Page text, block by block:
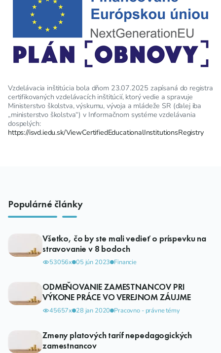
Vzdelávacia inštitúcia bola dňom 23.07.2025 zapísaná do registra
certifikovaných vzdelávacích inštitúcií, ktorý vedie a spravuje
Ministerstvo školstva, výskumu, vývoja a mládeže SR (ďalej iba
„ministerstvo školstva“) v Informačnom systéme vzdelávania
dospelých:
https://isvd.iedu.sk/ViewCertifiedEducationalInstitutionsRegistry
Populárné články
Všetko, čo by ste mali vedieť o príspevku na
stravovanie v 8 bodoch
53056x 05 jún 2023 Financie
ODMEŇOVANIE ZAMESTNANCOV PRI
VÝKONE PRÁCE VO VEREJNOM ZÁUJME
45657x 28 jan 2020 Pracovno - právne témy
Zmeny platových taríf nepedagogických
zamestnancov